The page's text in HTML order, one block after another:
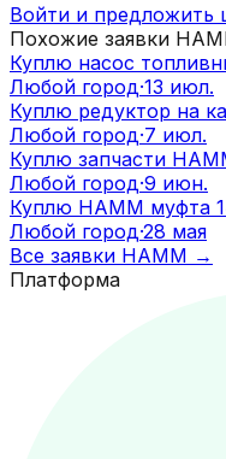
Войти и предложить
Похожие заявки
Куплю насос
Любой город·13 июл.
Куплю редуктор на
Любой город·7 июл.
Куплю запчасти
Любой город·9 июн.
Куплю HAMM муфта
Любой город·28 мая
Все заявки HAMM →
Платформа